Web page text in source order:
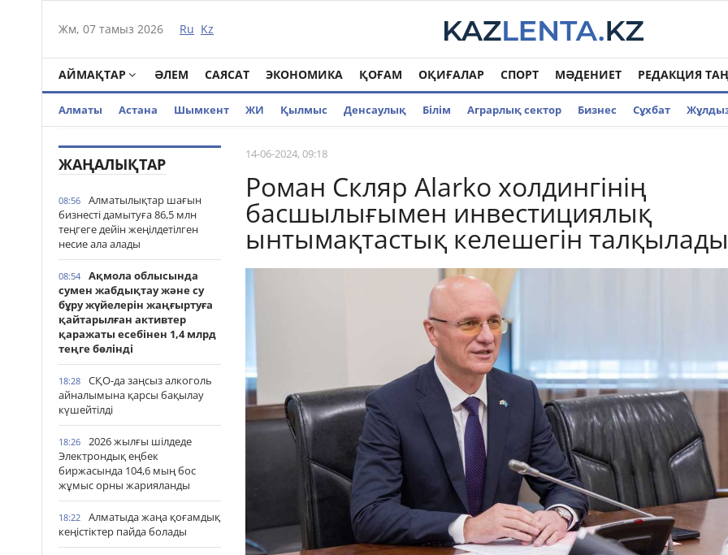
Жм, 07 тамыз 2026 Ru Kz
АЙМАҚТАР ӘЛЕМ САЯСАТ ЭКОНОМИКА ҚОҒАМ ОҚИҒАЛАР СПОРТ МӘДЕНИЕТ РЕДАКЦИЯ
Алматы Астана Шымкент ЖИ Қылмыс Денсаулық Білім Аграрлық сектор Бизнес Cұхбат
ЖАҢАЛЫҚТАР
08:56
Алматылықтар шағын
бизнесті дамытуға 86,5 млн
теңгеге дейін жеңілдетілген
несие ала алады
08:54
Ақмола облысында
сумен жабдықтау және су
бұру жүйелерін жаңғыртуға
қайтарылған активтер
қаражаты есебінен 1,4 млрд
теңге бөлінді
18:28
СҚО-да заңсыз алкоголь
айналымына қарсы бақылау
күшейтілді
18:26
2026 жылғы шілдеде
Электрондық еңбек
биржасында 104,6 мың бос
жұмыс орны жарияланды
18:22
Алматыда жаңа қоғамдық
кеңістіктер пайда болады
14-06-2024, 09:18
Роман Скляр Alarko холдингінің
басшылығымен инвестициялық
ынтымақтастық келешегін талқылады